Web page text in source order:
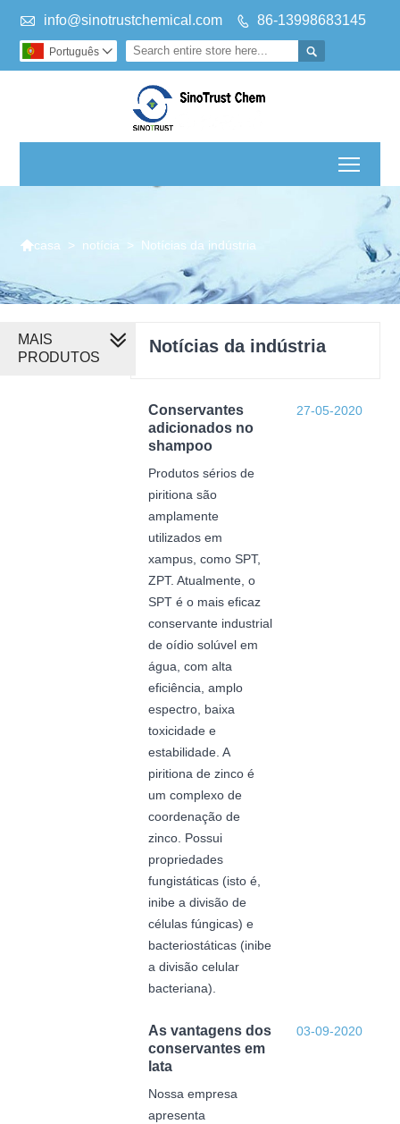
 info@sinotrustchemical.com  86-13998683145

Português 
casa > notícia > Notícias da indústria
Notícias da indústria
27-05-2020
Conservantes
adicionados no
shampoo
Produtos sérios de
piritiona são
amplamente
utilizados em
xampus, como SPT,
ZPT. Atualmente, o
SPT é o mais eficaz
conservante industrial
de oídio solúvel em
água, com alta
eficiência, amplo
espectro, baixa
toxicidade e
estabilidade. A
piritiona de zinco é
um complexo de
coordenação de
zinco. Possui
propriedades
fungistáticas (isto é,
inibe a divisão de
células fúngicas) e
bacteriostáticas (inibe
a divisão celular
bacteriana).
03-09-2020
As vantagens dos
conservantes em
lata
Nossa empresa
apresenta
MAIS
PRODUTOS